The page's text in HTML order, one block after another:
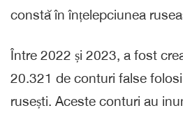
constă în înțelepciunea
Între 2022 și 2023, a fost
20.321 de conturi false
rusești. Aceste conturi au